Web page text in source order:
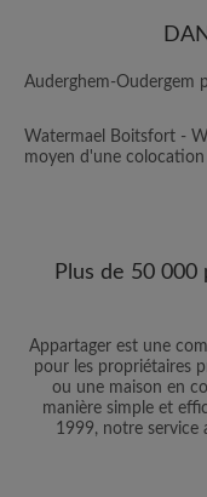
Auderghem-Oudergem
Watermael Boitsfort -
moyen d'une colocation
Plus de 50
Appartager est une
pour les propriétaires
ou une maison en
manière simple et
1999, notre service